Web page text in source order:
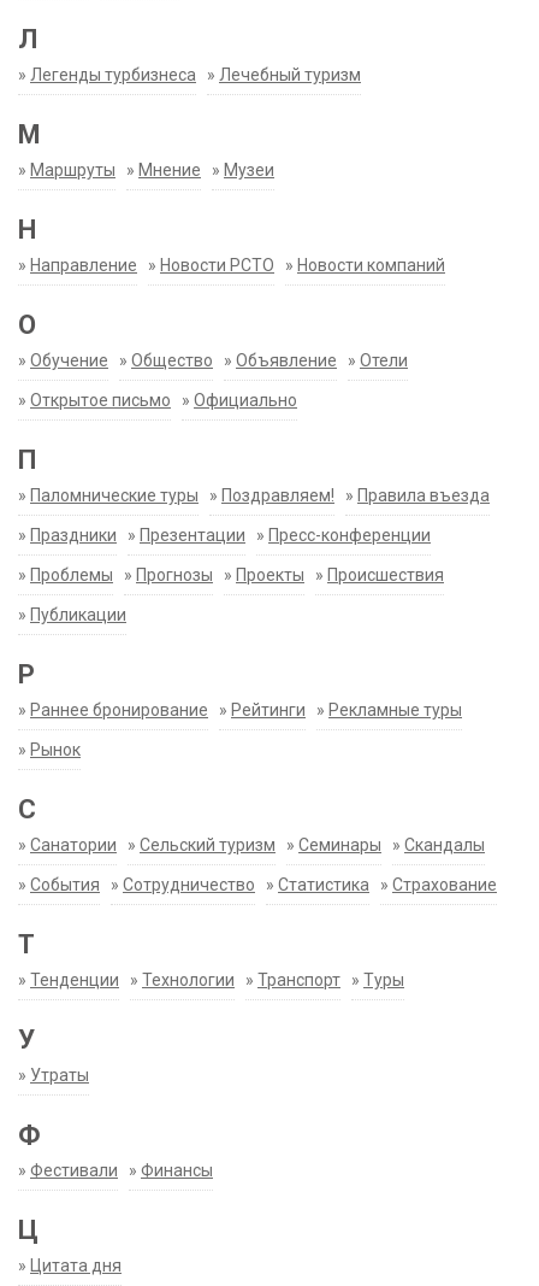
Л
» Легенды турбизнеса » Лечебный туризм
М
» Маршруты » Мнение » Музеи
Н
» Направление » Новости РСТО » Новости компаний
О
» Обучение » Общество » Объявление » Отели
» Открытое письмо » Официально
П
» Паломнические туры » Поздравляем! » Правила въезда
» Праздники » Презентации » Пресс-конференции
» Проблемы » Прогнозы » Проекты » Происшествия
» Публикации
Р
» Раннее бронирование » Рейтинги » Рекламные туры
» Рынок
С
» Санатории » Сельский туризм » Семинары » Скандалы
» События » Сотрудничество » Статистика » Страхование
Т
» Тенденции » Технологии » Транспорт » Туры
У
» Утраты
Ф
» Фестивали » Финансы
Ц
» Цитата дня